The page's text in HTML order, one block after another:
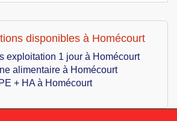
disponibles à Homécourt
exploitation 1 jour à Homécourt
alimentaire à Homécourt
+ HA à Homécourt